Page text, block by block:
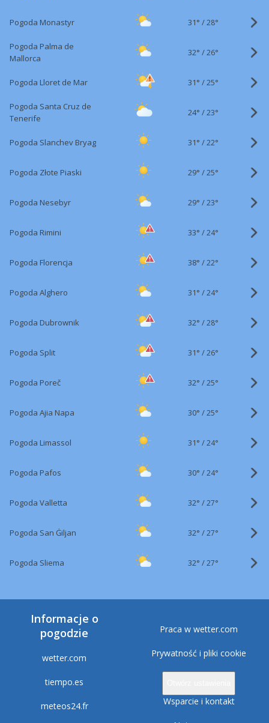
Pogoda Monastyr 31° /28°
Pogoda Palma de
Mallorca
32° /26°
Pogoda Lloret de Mar 31° /25°
Pogoda Santa Cruz de
Tenerife
24° /23°
Pogoda Slanchev Bryag 31° /22°
Pogoda Złote Piaski 29° /25°
Pogoda Nesebyr 29° /23°
Pogoda Rimini 33° /24°
Pogoda Florencja 38° /22°
Pogoda Alghero 31° /24°
Pogoda Dubrownik 32° /28°
Pogoda Split 31° /26°
Pogoda Poreč 32° /25°
Pogoda Ajia Napa 30° /25°
Pogoda Limassol 31° /24°
Pogoda Pafos 30° /24°
Pogoda Valletta 32° /27°
Pogoda San Ġiljan 32° /27°
Pogoda Sliema 32° /27°
Informacje o
pogodzie
wetter.com
tiempo.es
meteos24.fr
Praca w wetter.com
Prywatność i pliki cookie
Wsparcie i kontakt